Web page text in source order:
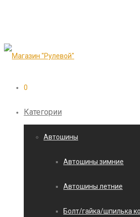
0
Категории
Автошины
Автошины зимние
Автошины летние
Болт/гайка/шпилька